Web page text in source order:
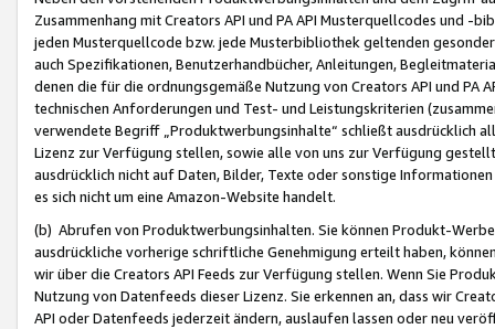
Zusammenhang mit Creators API und PA API Musterquellcodes und
jeden Musterquellcode bzw. jede Musterbibliothek geltenden
auch Spezifikationen, Benutzerhandbücher, Anleitungen,
denen die für die ordnungsgemäße Nutzung von Creators API und PA
technischen Anforderungen und Test- und Leistungskriterien
verwendete Begriff „Produktwerbungsinhalte“ schließt ausdrücklich
Lizenz zur Verfügung stellen, sowie alle von uns zur Verfügung
ausdrücklich nicht auf Daten, Bilder, Texte oder sonstige
es sich nicht um eine Amazon-Website handelt.
(b) Abrufen von Produktwerbungsinhalten. Sie können Produkt-
ausdrückliche vorherige schriftliche Genehmigung erteilt haben,
wir über die Creators API Feeds zur Verfügung stellen. Wenn Sie
Nutzung von Datenfeeds dieser Lizenz. Sie erkennen an, dass wir
API oder Datenfeeds jederzeit ändern, auslaufen lassen oder neu